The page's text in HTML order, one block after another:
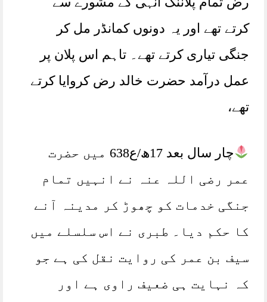
کرتے تھے اور یہ دونوں کمانڈر مل کر
جنگی تیاری کرتے تھے۔ تاہم اس پلان پر
عمل درآمد حضرت خالد رض کروایا کرتے
تھے،
چار سال بعد 17ھ/ع638 میں حضرت
عمر رضی اللہ عنہ نے انہیں تمام
جنگی خدمات کو چھوڑ کر مدینہ آنے
کا حکم دیا۔ طبری نے اس سلسلے میں
سیف بن عمر کی روایت نقل کی ہے جو
کہ نہایت ہی ضعیف راوی ہے اور